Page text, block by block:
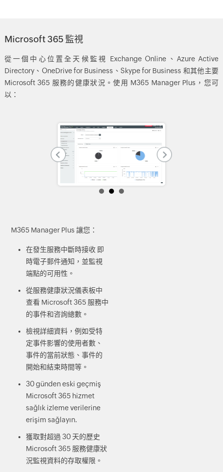
Microsoft 365 監視
從一個中心位置全天候監視 Exchange Online、Azure Active
Directory、OneDrive for Business、Skype for Business 和其他主要
Microsoft 365 服務的健康狀況。使用 M365 Manager Plus，您可
以：
M365 Manager Plus 讓您：
在發生服務中斷時接收 即
時電子郵件通知，並監視
端點的可用性。
從服務健康狀況儀表板中
查看 Microsoft 365 服務中
的事件和咨詢總數。
檢視詳細資料，例如受特
定事件影響的使用者數、
事件的當前狀態、事件的
開始和結束時間等。
30 günden eski geçmiş
Microsoft 365 hizmet
sağlık izleme verilerine
erişim sağlayın.
獲取對超過 30 天的歷史
Microsoft 365 服務健康狀
況監視資料的存取權限。